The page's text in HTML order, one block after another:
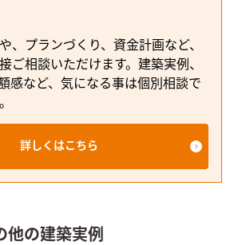
、プランづくり、資金計画など、
ご相談いただけます。建築実例、
感など、気になる事は個別相談で
詳しくはこちら
他の建築実例